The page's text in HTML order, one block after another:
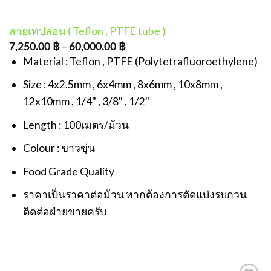
สายเทปล่อน ( Teflon , PTFE tube )
7,250.00 ฿– 60,000.00 ฿
Material : Teflon , PTFE (Polytetrafluoroethylene)
Size : 4x2.5mm , 6x4mm , 8x6mm , 10x8mm ,
12x10mm , 1/4" , 3/8" , 1/2"
Length : 100เมตร/ม้วน
Colour : ขาวขุ่น
Food Grade Quality
ราคาเป็นราคาต่อม้วน หากต้องการตัดแบ่งรบกวน
ติดต่อฝ่ายขายครับ